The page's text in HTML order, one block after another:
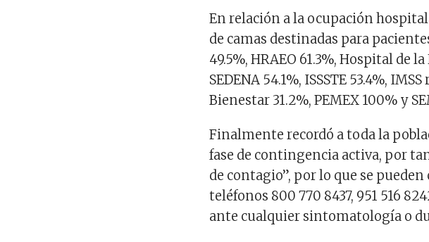
En relación a la ocupación
de camas destinadas para
49.5%, HRAEO 61.3%, Hospital de
SEDENA 54.1%, ISSSTE 53.4%,
Bienestar 31.2%, PEMEX 100% y
Finalmente recordó a toda la
fase de contingencia activa, por
de contagio”, por lo que se
teléfonos 800 770 8437, 951 516
ante cualquier sintomatología o